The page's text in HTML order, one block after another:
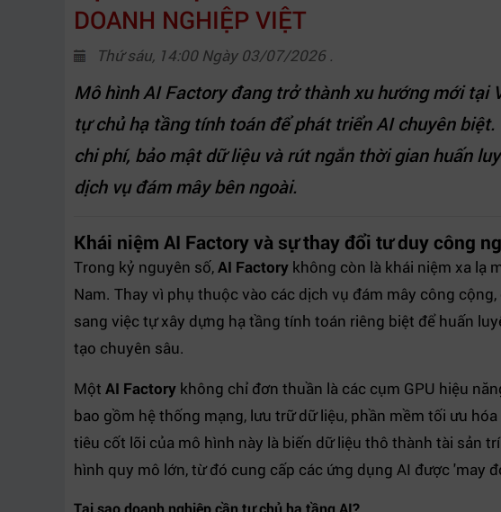
DOANH NGHIỆP VIỆT
Thứ sáu, 14:00 Ngày 03/07/2026 .
Mô hình AI Factory đang trở thành xu hướng mới tại
tự chủ hạ tầng tính toán để phát triển AI chuyên
chi phí, bảo mật dữ liệu và rút ngắn thời gian huấn
dịch vụ đám mây bên ngoài.
Khái niệm AI Factory và sự thay đổi tư duy công
Trong kỷ nguyên số,AI Factory không còn là khái niệm xa lạ
Nam. Thay vì phụ thuộc vào các dịch vụ đám mây công
sang việc tự xây dựng hạ tầng tính toán riêng biệt để huấn
tạo chuyên sâu.
Một AI Factory không chỉ đơn thuần là các cụm GPU hiệu
bao gồm hệ thống mạng, lưu trữ dữ liệu, phần mềm tối ưu
tiêu cốt lõi của mô hình này là biến dữ liệu thô thành tài sản
hình quy mô lớn, từ đó cung cấp các ứng dụng AI được 'may
Tại sao doanh nghiệp cần tự chủ hạ tầng AI?